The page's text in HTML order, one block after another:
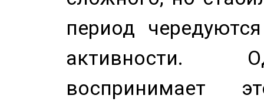
период
активности.
воспринимает